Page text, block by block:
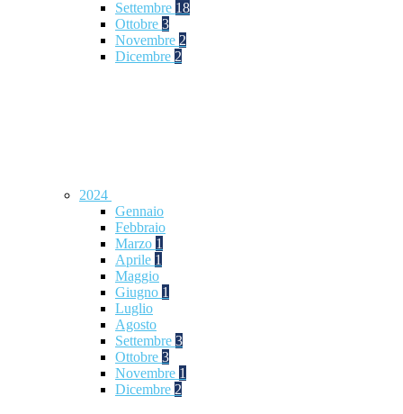
Settembre 18
Ottobre 3
Novembre 2
Dicembre 2
2024
Gennaio
Febbraio
Marzo 1
Aprile 1
Maggio
Giugno 1
Luglio
Agosto
Settembre 3
Ottobre 3
Novembre 1
Dicembre 2